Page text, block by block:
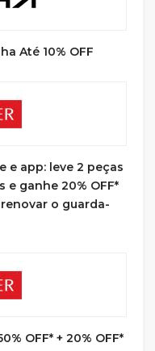
Até 10% OFF
e app: leve 2 peças
e ganhe 20% OFF*
o guarda-
OFF* + 20% OFF*